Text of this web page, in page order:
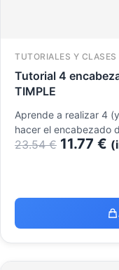
TUTORIALES Y CLASES
Tutorial 4
TIMPLE
Aprende a realizar 4
hacer el encabezado
23.54€ 11.77 €